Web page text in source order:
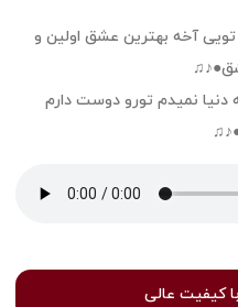
آخه بهترین عشق اولین و
نمیدم تورو دوست دارم
کیفیت عالی